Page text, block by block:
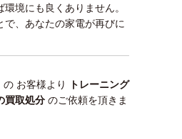
境にも良くありません。
で、あなたの家電が再びに
の お客様より
トレーニング
買取処分 のご依頼を頂きま